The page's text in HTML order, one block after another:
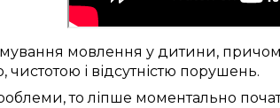
мовлення у дитини,
, чистотою і відсутністю порушень.
, толіпше моментально